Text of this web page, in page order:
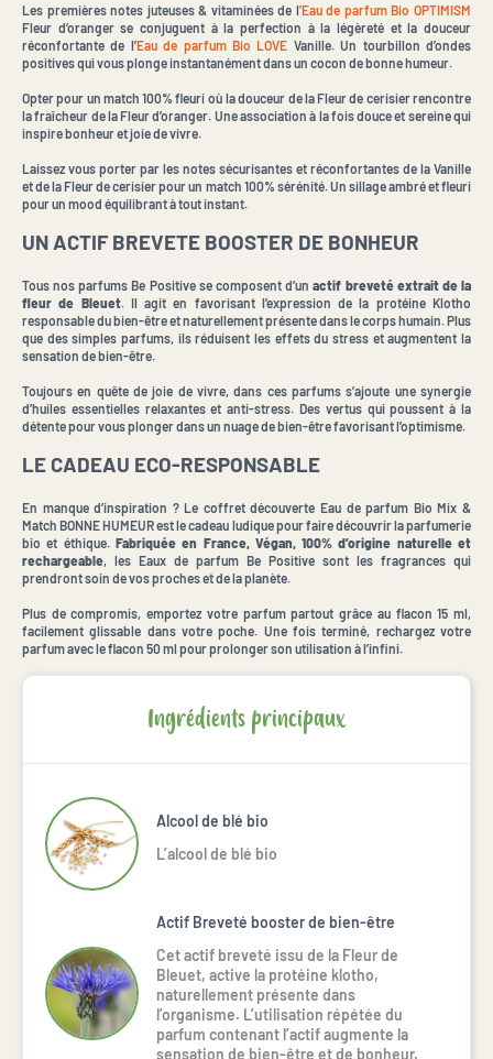
Les premières notes juteuses & vitaminées de l’Eau de parfum Bio OPTIMISM
Fleur d’oranger se conjuguent à la perfection à la légèreté et la douceur
réconfortante de l’Eau de parfum Bio LOVE Vanille. Un tourbillon d’ondes
positives qui vous plonge instantanément dans un cocon de bonne humeur.
Opter pour un match 100% fleuri où la douceur de la Fleur de cerisier rencontre
la fraîcheur de la Fleur d’oranger. Une association à la fois douce et sereine qui
inspire bonheur et joie de vivre.
Laissez vous porter par les notes sécurisantes et réconfortantes de la Vanille
et de la Fleur de cerisier pour un match 100% sérénité. Un sillage ambré et fleuri
pour un mood équilibrant à tout instant.
UN ACTIF BREVETE BOOSTER DE BONHEUR
Tous nos parfums Be Positive se composent d’un actif breveté extrait de la
fleur de Bleuet. Il agit en favorisant l’expression de la protéine Klotho
responsable du bien-être et naturellement présente dans le corps humain. Plus
que des simples parfums, ils réduisent les effets du stress et augmentent la
sensation de bien-être.
Toujours en quête de joie de vivre, dans ces parfums s’ajoute une synergie
d’huiles essentielles relaxantes et anti-stress. Des vertus qui poussent à la
détente pour vous plonger dans un nuage de bien-être favorisant l’optimisme.
LE CADEAU ECO-RESPONSABLE
En manque d’inspiration ? Le coffret découverte Eau de parfum Bio Mix &
Match BONNE HUMEUR est le cadeau ludique pour faire découvrir la parfumerie
bio et éthique. Fabriquée en France, Végan, 100% d’origine naturelle et
rechargeable , les Eaux de parfum Be Positive sont les fragrances qui
prendront soin de vos proches et de la planète.
Plus de compromis, emportez votre parfum partout grâce au flacon 15 ml,
facilement glissable dans votre poche. Une fois terminé, rechargez votre
parfum avec le flacon 50 ml pour prolonger son utilisation à l’infini.
Ingrédients principaux
Alcool de blé bio
L’alcool de blé bio
Actif Breveté booster de bien-être
Cet actif breveté issu de la Fleur de
Bleuet, active la protéine klotho,
naturellement présente dans
l’organisme. L’utilisation répétée du
parfum contenant l’actif augmente la
sensation de bien-être et de bonheur.